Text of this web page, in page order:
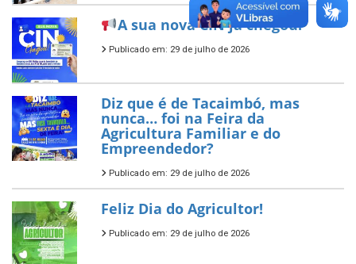
A sua nova CIN já chegou!
Publicado em: 29 de julho de 2026
Diz que é de Tacaimbó, mas
nunca… foi na Feira da
Agricultura Familiar e do
Empreendedor?
Publicado em: 29 de julho de 2026
Feliz Dia do Agricultor!
Publicado em: 29 de julho de 2026